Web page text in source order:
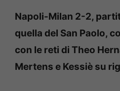
Napoli-Milan 2-2,
quella del San Paolo,
con le reti di Theo
Mertens e Kessiè su